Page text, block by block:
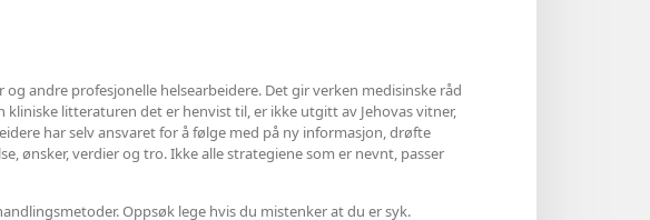
andre profesjonelle helsearbeidere. Det gir verken medisinske råd
litteraturen det er henvist til, er ikke utgitt av Jehovas vitner,
har selv ansvaret for å følge med på ny informasjon, drøfte
ønsker, verdier og tro. Ikke alle strategiene som er nevnt, passer
Oppsøk lege hvis du mistenker at du er syk.